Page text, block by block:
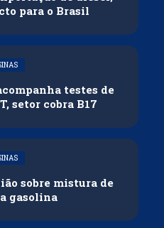
para o Brasil
testes de
setor cobra B17
sobre mistura de
gasolina